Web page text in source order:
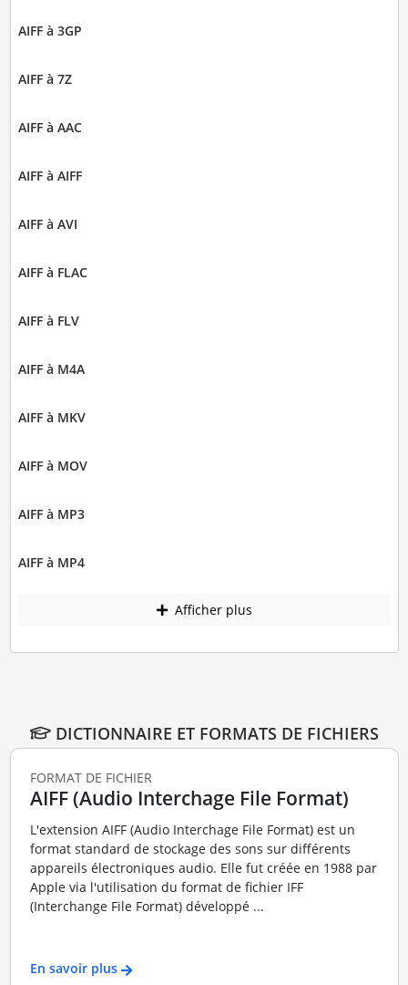
AIFF à 3GP
AIFF à 7Z
AIFF à AAC
AIFF à AIFF
AIFF à AVI
AIFF à FLAC
AIFF à FLV
AIFF à M4A
AIFF à MKV
AIFF à MOV
AIFF à MP3
AIFF à MP4
Afficher plus
DICTIONNAIRE ET FORMATS DE FICHIERS
FORMAT DE FICHIER
AIFF (Audio Interchage File Format)
L'extension AIFF (Audio Interchage File Format) est un
format standard de stockage des sons sur différents
appareils électroniques audio. Elle fut créée en 1988 par
Apple via l'utilisation du format de fichier IFF
(Interchange File Format) développé ...
En savoir plus